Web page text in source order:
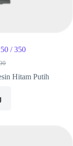
/ 350
Hitam Putih